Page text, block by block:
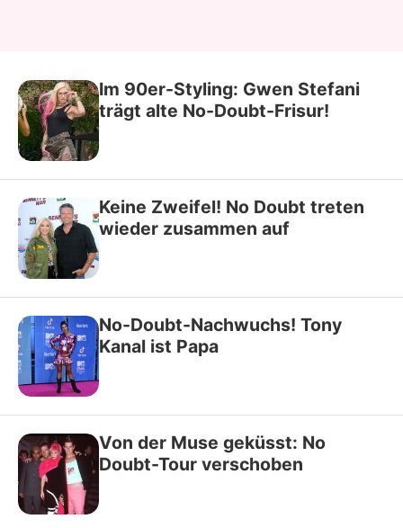
Im 90er-Styling: Gwen Stefani
trägt alte No-Doubt-Frisur!
Keine Zweifel! No Doubt treten
wieder zusammen auf
No-Doubt-Nachwuchs! Tony
Kanal ist Papa
Von der Muse geküsst: No
Doubt-Tour verschoben